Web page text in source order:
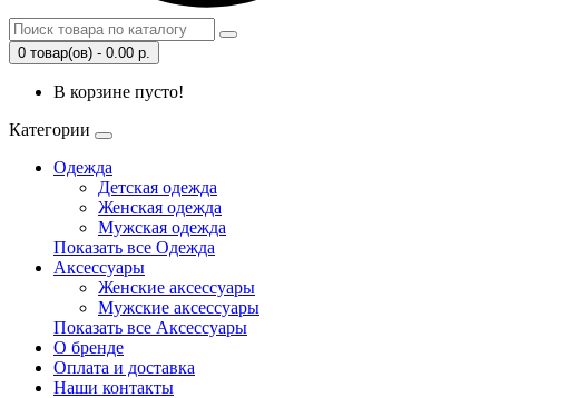
0 товар(ов) - 0.00 р.
В корзине пусто!
Категории
Одежда
Детская одежда
Женская одежда
Мужская одежда
Показать все Одежда
Аксессуары
Женские аксессуары
Мужские аксессуары
Показать все Аксессуары
О бренде
Оплата и доставка
Наши контакты